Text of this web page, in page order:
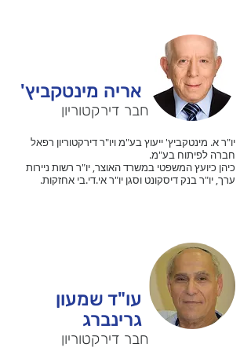
'אריה מינטקביץ
חבר דירקטוריון
יו"ר א. מינטקביץ' ייעוץ בע"מ ויו"ר דירקטוריון רפאל
חברה לפיתוח בע"מ.
כיהן כיועץ המשפטי במשרד האוצר, יו"ר רשות ניירות
ערך, יו"ר בנק דיסקונט וסגן יו"ר אי.די.בי אחזקות.
עו"ד שמעון
גרינברג
חבר דירקטוריון